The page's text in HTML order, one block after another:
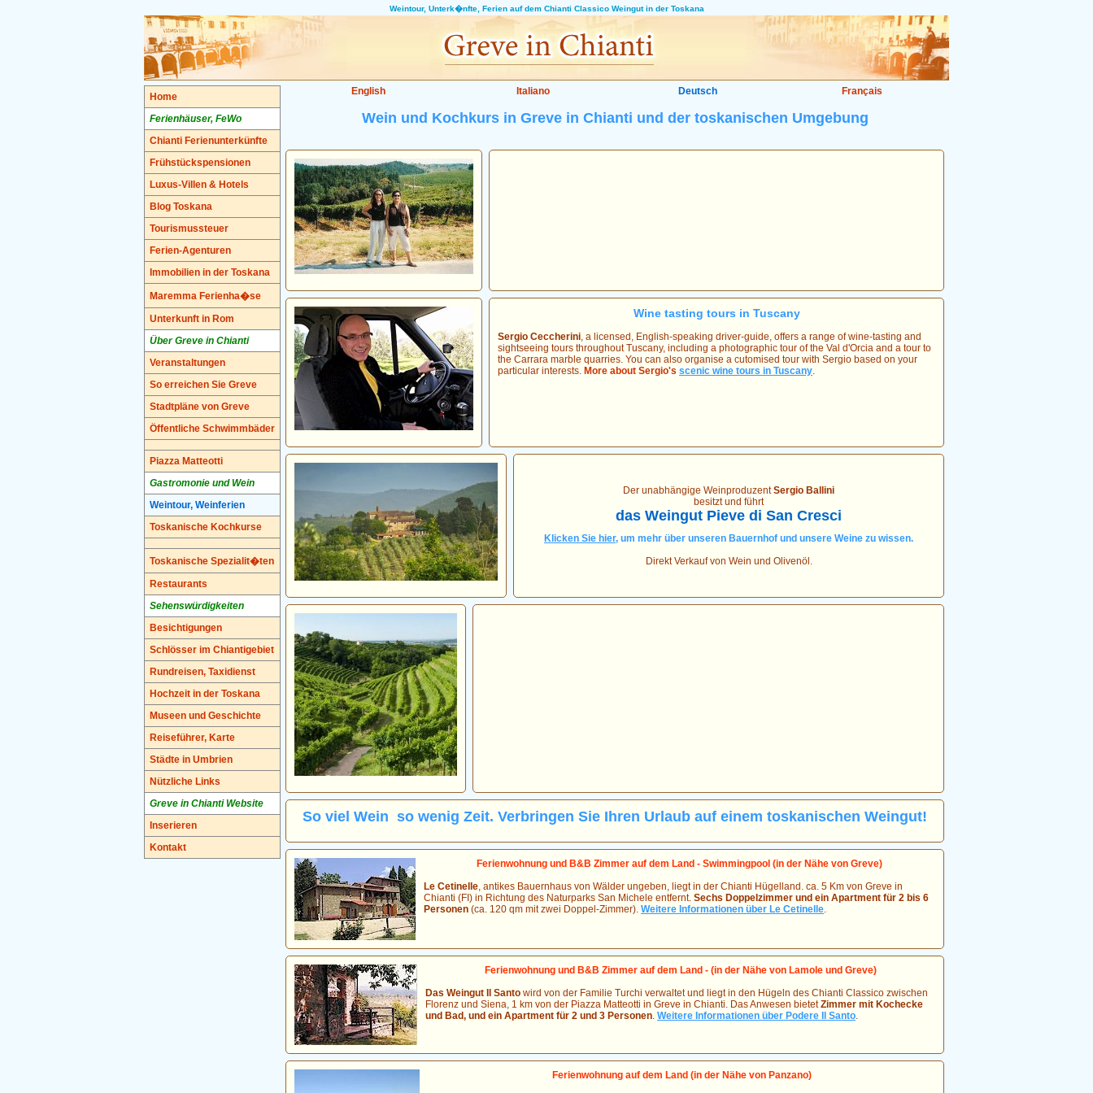
Weintour, Unterk�nfte, Ferien auf dem Chianti Classico Weingut in der Toskana
Home
Ferienhäuser, FeWo
Chianti Ferienunterkünfte
Frühstückspensionen
Luxus-Villen & Hotels
Blog Toskana
Tourismussteuer
Ferien-Agenturen
Immobilien in der Toskana
Maremma Ferienha�se
Unterkunft in Rom
Über Greve in Chianti
Veranstaltungen
So erreichen Sie Greve
Stadtpläne von Greve
Öffentliche Schwimmbäder
Piazza Matteotti
Gastromonie und Wein
Weintour, Weinferien
Toskanische Kochkurse
Toskanische Spezialit�ten
Restaurants
Sehenswürdigkeiten
Besichtigungen
Schlösser im Chiantigebiet
Rundreisen, Taxidienst
Hochzeit in der Toskana
Museen und Geschichte
Reiseführer, Karte
Städte in Umbrien
Nützliche Links
Greve in Chianti Website
Inserieren
Kontakt
English Italiano Deutsch Français
Wein und Kochkurs in Greve in Chianti und der toskanischen Umgebung
Wine tasting tours in Tuscany
Sergio Ceccherini, a licensed, English-speaking driver-guide, offers a range of wine-tasting and
sightseeing tours throughout Tuscany, including a photographic tour of the Val d'Orcia and a tour to
the Carrara marble quarries. You can also organise a cutomised tour with Sergio based on your
particular interests. More about Sergio's scenic wine tours in Tuscany.
Der unabhängige WeinproduzentSergio Ballini
besitzt und führt
das Weingut Pieve di San Cresci
Klicken Sie hier, um mehr über unseren Bauernhof und unsere Weine zu wissen.
Direkt Verkauf von Wein und Olivenöl.
So viel Wein ­ so wenig Zeit. Verbringen Sie Ihren Urlaub auf einem toskanischen Weingut!
Ferienwohnung und B&B Zimmer auf dem Land - Swimmingpool (in der Nähe von Greve)
Le Cetinelle, antikes Bauernhaus von Wälder ungeben, liegt in der Chianti Hügelland. ca. 5 Km von Greve in
Chianti (FI) in Richtung des Naturparks San Michele entfernt. Sechs Doppelzimmer und ein Apartment für 2 bis 6
Personen (ca. 120 qm mit zwei Doppel-Zimmer). Weitere Informationen über Le Cetinelle.
Ferienwohnung und B&B Zimmer auf dem Land - (in der Nähe von Lamole und Greve)
Das Weingut Il Santo wird von der Familie Turchi verwaltet und liegt in den Hügeln des Chianti Classico zwischen
Florenz und Siena, 1 km von der Piazza Matteotti in Greve in Chianti. Das Anwesen bietetZimmer mit Kochecke
und Bad, und ein Apartment für 2 und 3 Personen. Weitere Informationen über Podere Il Santo.
Ferienwohnung auf dem Land (in der Nähe von Panzano)